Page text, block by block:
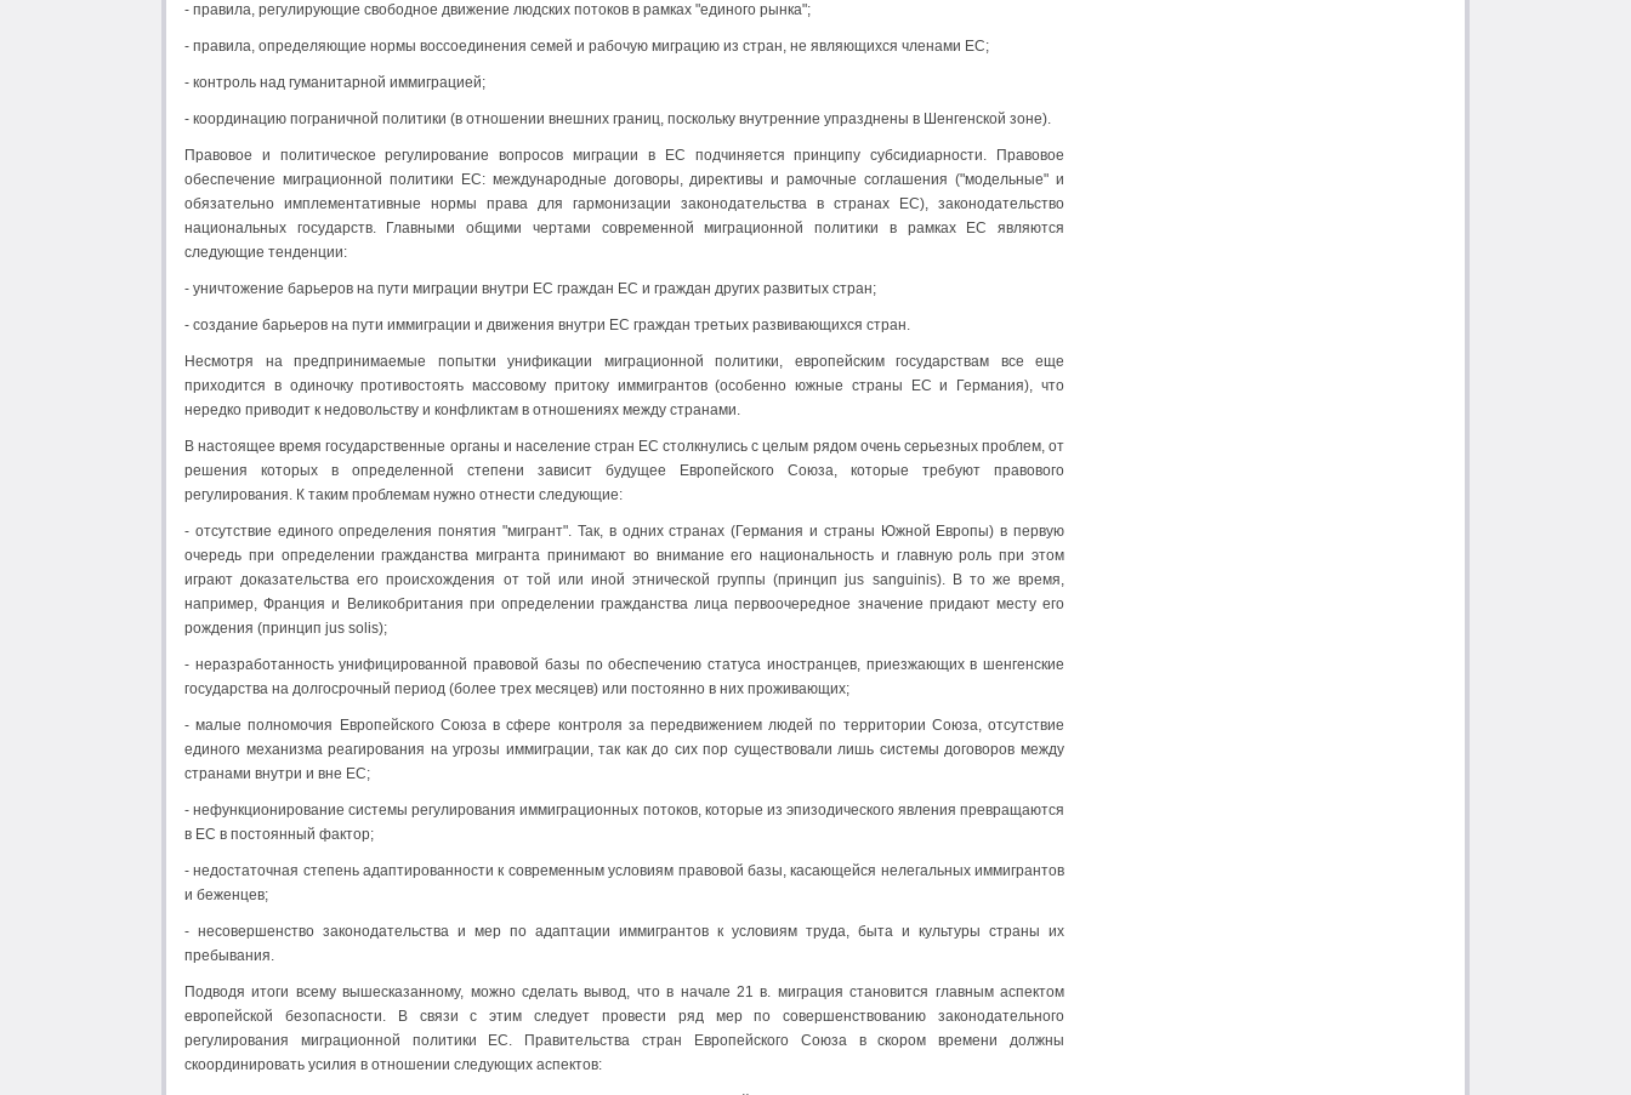
- правила, регулирующие свободное движение людских потоков в рамках "единого рынка";
- правила, определяющие нормы воссоединения семей и рабочую миграцию из стран, не являющихся членами ЕС;
- контроль над гуманитарной иммиграцией;
- координацию пограничной политики (в отношении внешних границ, поскольку внутренние упразднены в Шенгенской зоне).
Правовое и политическое регулирование вопросов миграции в ЕС подчиняется принципу субсидиарности. Правовое
обеспечение миграционной политики ЕС: международные договоры, директивы и рамочные соглашения ("модельные" и
обязательно имплементативные нормы права для гармонизации законодательства в странах ЕС), законодательство
национальных государств. Главными общими чертами современной миграционной политики в рамках ЕС являются
следующие тенденции:
- уничтожение барьеров на пути миграции внутри ЕС граждан ЕС и граждан других развитых стран;
- создание барьеров на пути иммиграции и движения внутри ЕС граждан третьих развивающихся стран.
Несмотря на предпринимаемые попытки унификации миграционной политики, европейским государствам все еще
приходится в одиночку противостоять массовому притоку иммигрантов (особенно южные страны ЕС и Германия), что
нередко приводит к недовольству и конфликтам в отношениях между странами.
В настоящее время государственные органы и население стран ЕС столкнулись с целым рядом очень серьезных проблем, от
решения которых в определенной степени зависит будущее Европейского Союза, которые требуют правового
регулирования. К таким проблемам нужно отнести следующие:
- отсутствие единого определения понятия "мигрант". Так, в одних странах (Германия и страны Южной Европы) в первую
очередь при определении гражданства мигранта принимают во внимание его национальность и главную роль при этом
играют доказательства его происхождения от той или иной этнической группы (принцип jus sanguinis). В то же время,
например, Франция и Великобритания при определении гражданства лица первоочередное значение придают месту его
рождения (принцип jus solis);
- неразработанность унифицированной правовой базы по обеспечению статуса иностранцев, приезжающих в шенгенские
государства на долгосрочный период (более трех месяцев) или постоянно в них проживающих;
- малые полномочия Европейского Союза в сфере контроля за передвижением людей по территории Союза, отсутствие
единого механизма реагирования на угрозы иммиграции, так как до сих пор существовали лишь системы договоров между
странами внутри и вне ЕС;
- нефункционирование системы регулирования иммиграционных потоков, которые из эпизодического явления превращаются
в ЕС в постоянный фактор;
- недостаточная степень адаптированности к современным условиям правовой базы, касающейся нелегальных иммигрантов
и беженцев;
- несовершенство законодательства и мер по адаптации иммигрантов к условиям труда, быта и культуры страны их
пребывания.
Подводя итоги всему вышесказанному, можно сделать вывод, что в начале 21 в. миграция становится главным аспектом
европейской безопасности. В связи с этим следует провести ряд мер по совершенствованию законодательного
регулирования миграционной политики ЕС. Правительства стран Европейского Союза в скором времени должны
скоординировать усилия в отношении следующих аспектов: